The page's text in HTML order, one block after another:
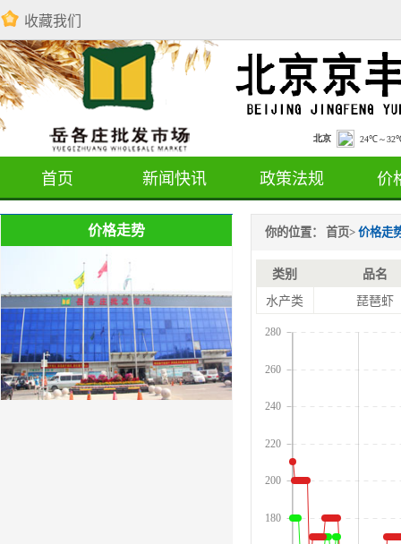
收藏我们
首页 新闻快讯 政策法规 价
价格走势 你的位置： 首页> 价格走
类别
品名
水产类
琵琶虾
180
200
220
240
260
280